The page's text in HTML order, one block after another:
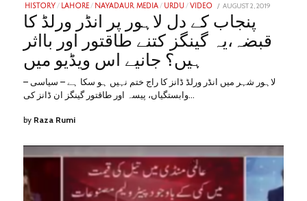
HISTORY / LAHORE / NAYADAUR MEDIA / URDU / VIDEO
POSTED
ON
AUGUST 2, 2019
پنجاب کے دل لاہور پر انڈر ورلڈ کا
قبضہ،یہ گینگز کتنے طاقتور اور بااثر
ہیں؟ جانیے اس ویڈیو میں
– لاہور شہر میں انڈر ورلڈ ڈانز کا راج ختم نہیں ہو سکا ہے – سیاسی
وابستگیاں، پیسہ اور طاقتور گینگز ان ڈانز کی…
by Raza Rumi